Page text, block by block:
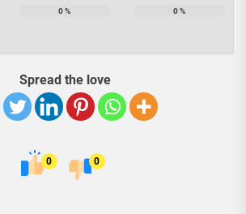
0% 0%
Spread the love
0 0